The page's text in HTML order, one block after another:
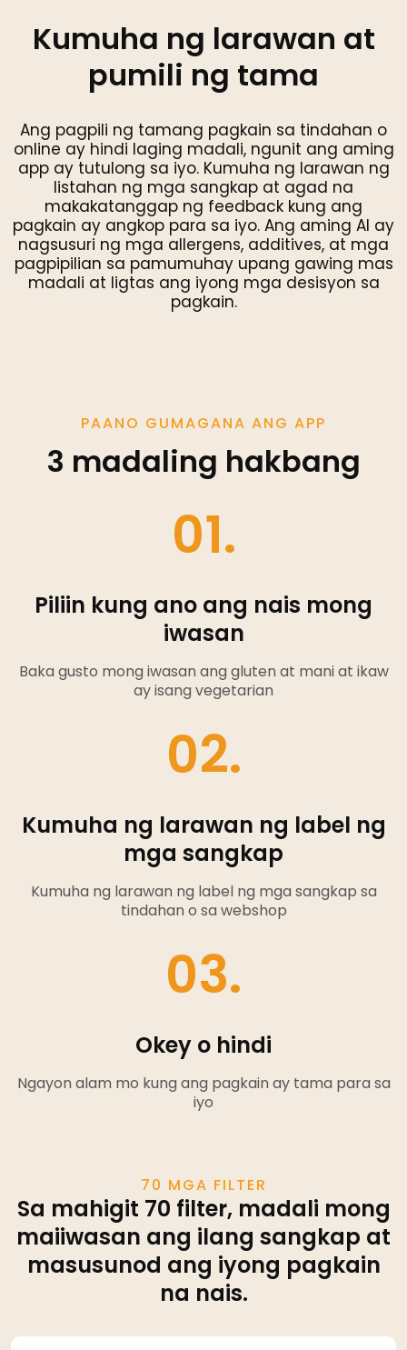
Kumuha ng larawan at
pumili ng tama
Ang pagpili ng tamang pagkain sa tindahan o
online ay hindi laging madali, ngunit ang aming
app ay tutulong sa iyo. Kumuha ng larawan ng
listahan ng mga sangkap at agad na
makakatanggap ng feedback kung ang
pagkain ay angkop para sa iyo. Ang aming AI ay
nagsusuri ng mga allergens, additives, at mga
pagpipilian sa pamumuhay upang gawing mas
madali at ligtas ang iyong mga desisyon sa
pagkain.
PAANO GUMAGANA ANG APP
3 madaling hakbang
01.
Piliin kung ano ang nais mong
iwasan
Baka gusto mong iwasan ang gluten at mani at ikaw
ay isang vegetarian
02.
Kumuha ng larawan ng label ng
mga sangkap
Kumuha ng larawan ng label ng mga sangkap sa
tindahan o sa webshop
03.
Okey o hindi
Ngayon alam mo kung ang pagkain ay tama para sa
iyo
70 MGA FILTER
Sa mahigit 70 filter, madali mong
maiiwasan ang ilang sangkap at
masusunod ang iyong pagkain
na nais.